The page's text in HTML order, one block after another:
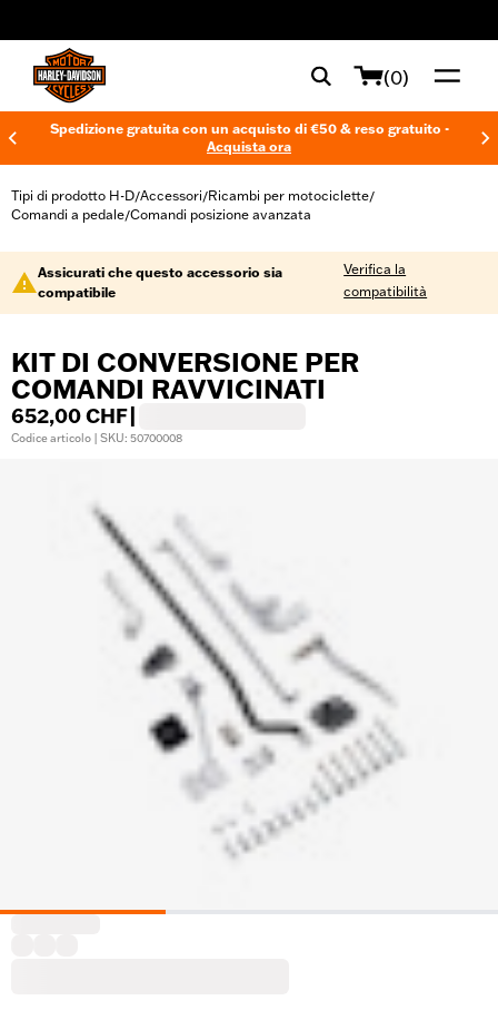
(0)
Spedizione gratuita con un acquisto di €50 & reso gratuito -
Acquista ora
Tipi di prodotto H-D/Accessori/Ricambi per motociclette/
Comandi a pedale/Comandi posizione avanzata
Assicurati che questo accessorio sia
compatibile
Verifica la
compatibilità
KIT DI CONVERSIONE PER
COMANDI RAVVICINATI
652,00 CHF
Codice articolo | SKU: 50700008